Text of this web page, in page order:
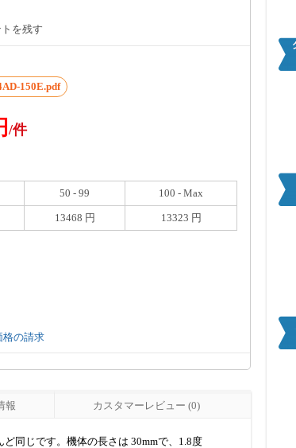
を残す
150E.pdf
/件
50 - 99 100 - Max
13468 円 13323 円
格の請求
報 カスタマーレビュー (0)
同じです。機体の長さは 30mmで、1.8度